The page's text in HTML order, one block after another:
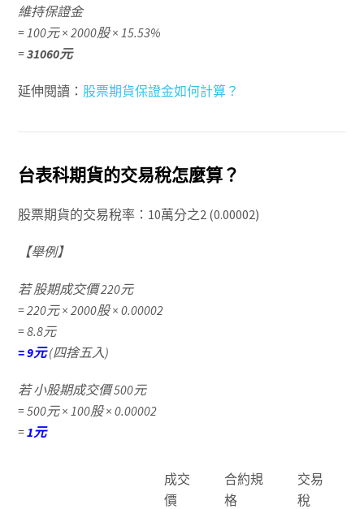
維持保證金
= 100元 × 2000股 × 15.53%
=31060元
延伸閱讀： 股票期貨保證金如何計算？
台表科期貨的交易稅怎麼算？
股票期貨的交易稅率：10萬分之2 (0.00002)
【舉例】
若 股期成交價 220元
= 220元 × 2000股 × 0.00002
= 8.8元
=9元(四捨五入)
若 小股期成交價 500元
= 500元 × 100股 × 0.00002
=1元
成交
價
合約規
格
交易
稅